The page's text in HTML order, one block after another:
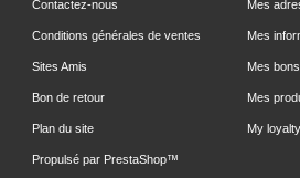
Contactez-nous
Conditions générales de ventes
Sites Amis
Bon de retour
Plan du site
Propulsé par PrestaShop™
Mes
Mes
Mes
Mes
My